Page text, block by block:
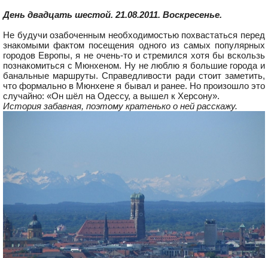
День двадцать шестой. 21.08.2011. Воскресенье.
Не будучи озабоченным необходимостью похвастаться перед
знакомыми фактом посещения одного из самых популярных
городов Европы, я не очень-то и стремился хотя бы вскользь
познакомиться с Мюнхеном. Ну не люблю я большие города и
банальные маршруты. Справедливости ради стоит заметить,
что формально в Мюнхене я бывал и ранее. Но произошло это
случайно: «Он шёл на Одессу, а вышел к Херсону».
История забавная, поэтому кратенько о ней расскажу.